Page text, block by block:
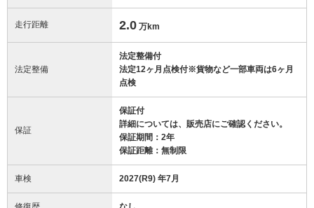
走行距離 2.0 万km
法定整備
法定整備付
法定12ヶ月点検付※貨物など一部車両は6ヶ月
点検
保証
保証付
詳細については、販売店にご確認ください。
保証期間：2年
保証距離：無制限
車検 2027(R9) 年7月